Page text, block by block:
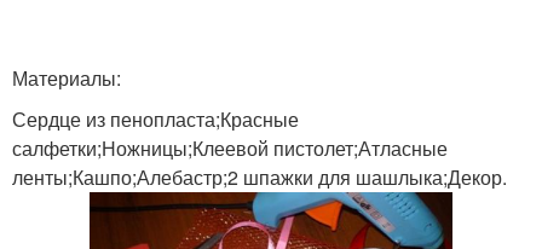
Материалы:
Сердце из пенопласта;Красные
салфетки;Ножницы;Клеевой пистолет;Атласные
ленты;Кашпо;Алебастр;2 шпажки для шашлыка;Декор.